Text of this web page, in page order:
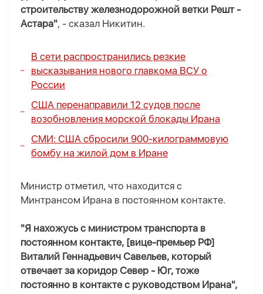
строительству железнодорожной ветки Решт -
Астара", - сказал Никитин.
В сети распространились резкие
высказывания нового главкома ВСУ о
России
США перенаправили 12 судов после
возобновления морской блокады Ирана
СМИ: США сбросили 900-килограммовую
бомбу на жилой дом в Иране
Министр отметил, что находится с
Минтрансом Ирана в постоянном контакте.
"Я нахожусь с министром транспорта в
постоянном контакте, [вице-премьер РФ]
Виталий Геннадьевич Савельев, который
отвечает за коридор Север - Юг, тоже
постоянно в контакте с руководством Ирана",